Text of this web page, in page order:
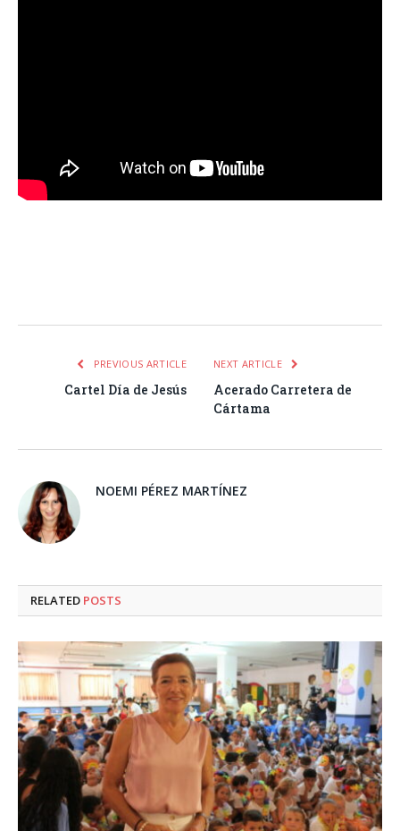
PREVIOUS ARTICLE
Cartel Día de Jesús
NEXT ARTICLE
Acerado Carretera de
Cártama
NOEMI PÉREZ MARTÍNEZ
RELATED POSTS